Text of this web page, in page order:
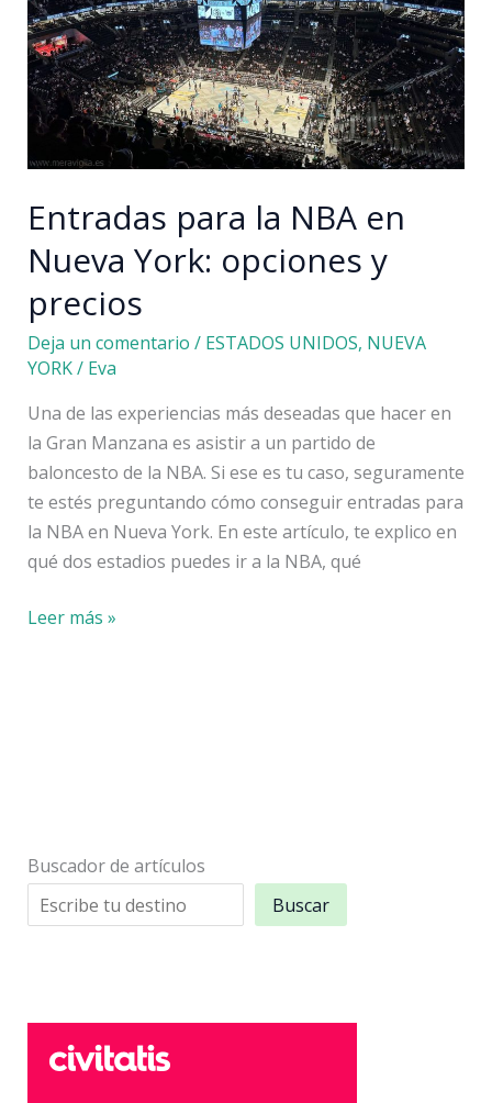
Nueva
York
Entradas para la NBA en
Nueva York: opciones y
precios
Deja un comentario / ESTADOS UNIDOS, NUEVA
YORK/ Eva
Una de las experiencias más deseadas que hacer en
la Gran Manzana es asistir a un partido de
baloncesto de la NBA. Si ese es tu caso, seguramente
te estés preguntando cómo conseguir entradas para
la NBA en Nueva York. En este artículo, te explico en
qué dos estadios puedes ir a la NBA, qué
Entradas
y
precios
Leer más »
Buscador de artículos
Buscar